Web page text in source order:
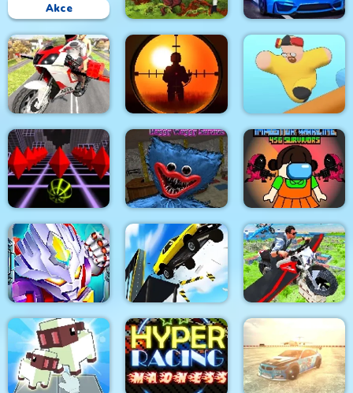
Akce
Rio Rex Mega City Stunts
Flying Motorbike
Driving Simulator
Sniper King 2D The
Dark City
Fall Friends
Sky Rolling ball
Poppy Survive Time:
Hugie Wugie
Impostor Warline 456
Survivors
Ninja Robo Hero Autocross Madness
Flying Motorbike Real
Simulator